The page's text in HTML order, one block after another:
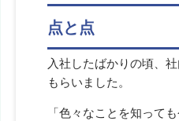
点と点
入社したばかりの頃、
もらいました。
「色々なことを知って